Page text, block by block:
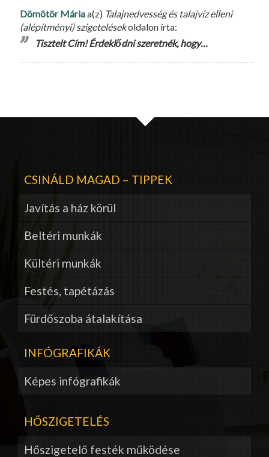
Dömötör Máriaa(z) Talajnedvesség és talajvíz elleni
(alépítményi) szigetelésekoldalon írta:
Tisztelt Cím! Érdeklődni szeretnék, hogy…
CSINÁLD MAGAD – TIPPEK
Javítás a ház körül
Beltéri munkák
Kültéri munkák
Festés, tapétázás
Fürdőszoba átalakítása
INFÓGRAFIKÁK
Képes infógrafikák
HŐSZIGETELÉS
Hőszigetelő festék működése